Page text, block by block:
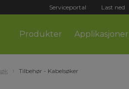
Serviceportal Last ned
Produkter Applikasjoner
Tilbehør - Kabelsøker